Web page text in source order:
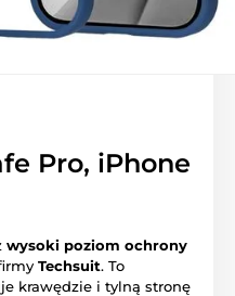
Pro, iPhone
wysoki poziom ochrony
Techsuit. To
krawędzie i tylną stronę